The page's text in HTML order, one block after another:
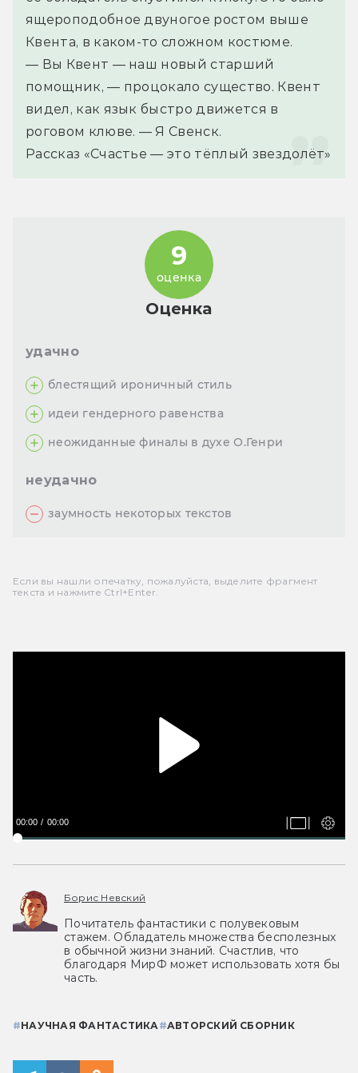
ящероподобное двуногое ростом выше
Квента, в каком-то сложном костюме.
— Вы Квент — наш новый старший
помощник, — процокало существо. Квент
видел, как язык быстро движется в
роговом клюве. — Я Свенск.
Рассказ «Счастье — это тёплый звездолёт»
Оценка
9
оценка
удачно
блестящий ироничный стиль
идеи гендерного равенства
неожиданные финалы в духе О.Генри
неудачно
заумность некоторых текстов
Если вы нашли опечатку, пожалуйста, выделите фрагмент
текста и нажмите Ctrl+Enter.
00:00 00:00
Борис Невский
Почитатель фантастики с полувековым
стажем. Обладатель множества бесполезных
в обычной жизни знаний. Счастлив, что
благодаря МирФ может использовать хотя бы
часть.
#НАУЧНАЯ ФАНТАСТИКА #АВТОРСКИЙ СБОРНИК